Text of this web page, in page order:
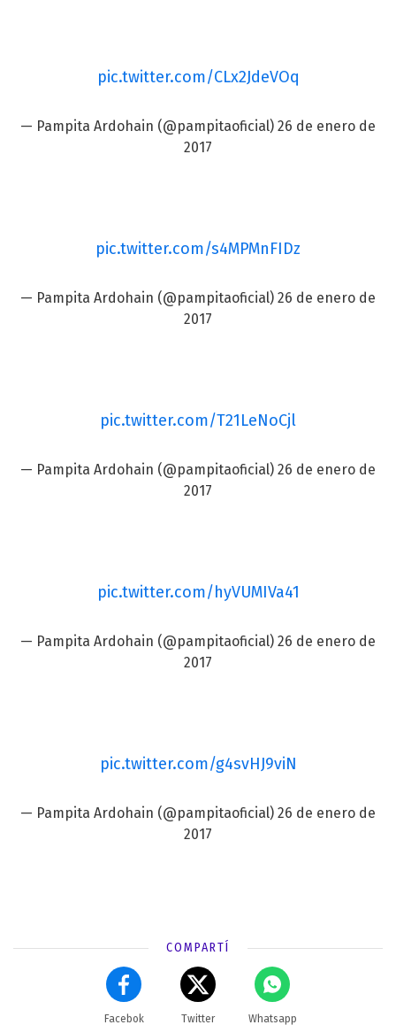
pic.twitter.com/CLx2JdeVOq
— Pampita Ardohain (@pampitaoficial) 26 de enero de
2017
pic.twitter.com/s4MPMnFIDz
— Pampita Ardohain (@pampitaoficial) 26 de enero de
2017
pic.twitter.com/T21LeNoCjl
— Pampita Ardohain (@pampitaoficial) 26 de enero de
2017
pic.twitter.com/hyVUMIVa41
— Pampita Ardohain (@pampitaoficial) 26 de enero de
2017
pic.twitter.com/g4svHJ9viN
— Pampita Ardohain (@pampitaoficial) 26 de enero de
2017
COMPARTÍ
Facebok Twitter Whatsapp